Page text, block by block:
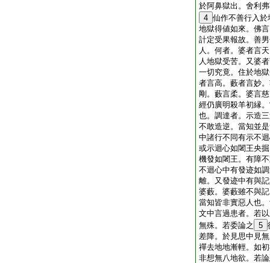
於阿鼻獄出。舍利
4 仙作不善行入
地獄得値如來。佛
計定受果報故。善
人。何者。婆者言
人地獄受苦。又婆
一切究竟。住於地
者言高。藪者言妙
剛。藪言柔。婆言
經仍廣明殺羊初縁
也。調達者。示造
不敢造逆。當知並
中諸行不同有示不
或示迴心如闍王央
機發如闍王。有障
不迴心中有發迹如
離。又發迹中有與
婆藪。婆藪雖不與
當知皆非實惡人也
文中言過患者。若
無殊。若委論之
5
差降。於見思中見
禪去地地漸輕。如
非想無八地欲。若